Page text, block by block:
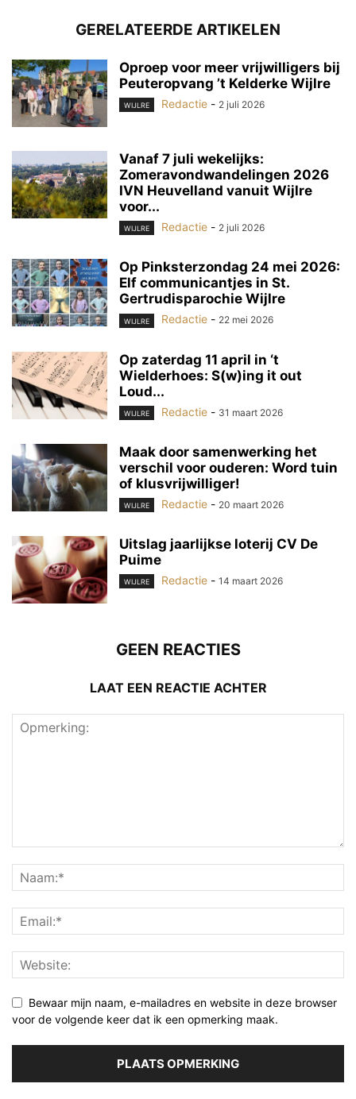
GERELATEERDE ARTIKELEN
Oproep voor meer vrijwilligers bij
Peuteropvang ’t Kelderke Wijlre
WIJLRE Redactie - 2 juli 2026
Vanaf 7 juli wekelijks:
Zomeravondwandelingen 2026
IVN Heuvelland vanuit Wijlre
voor...
WIJLRE Redactie - 2 juli 2026
Op Pinksterzondag 24 mei 2026:
Elf communicantjes in St.
Gertrudisparochie Wijlre
WIJLRE Redactie - 22 mei 2026
Op zaterdag 11 april in ‘t
Wielderhoes: S(w)ing it out
Loud...
WIJLRE Redactie - 31 maart 2026
Maak door samenwerking het
verschil voor ouderen: Word tuin
of klusvrijwilliger!
WIJLRE Redactie - 20 maart 2026
Uitslag jaarlijkse loterij CV De
Puime
WIJLRE Redactie - 14 maart 2026
GEEN REACTIES
LAAT EEN REACTIE ACHTER
Bewaar mijn naam, e-mailadres en website in deze browser
voor de volgende keer dat ik een opmerking maak.